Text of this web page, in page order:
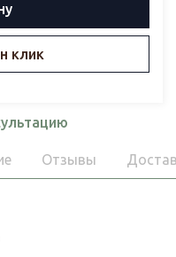
клик
Отзывы